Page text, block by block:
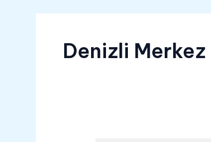
Denizli Merkez